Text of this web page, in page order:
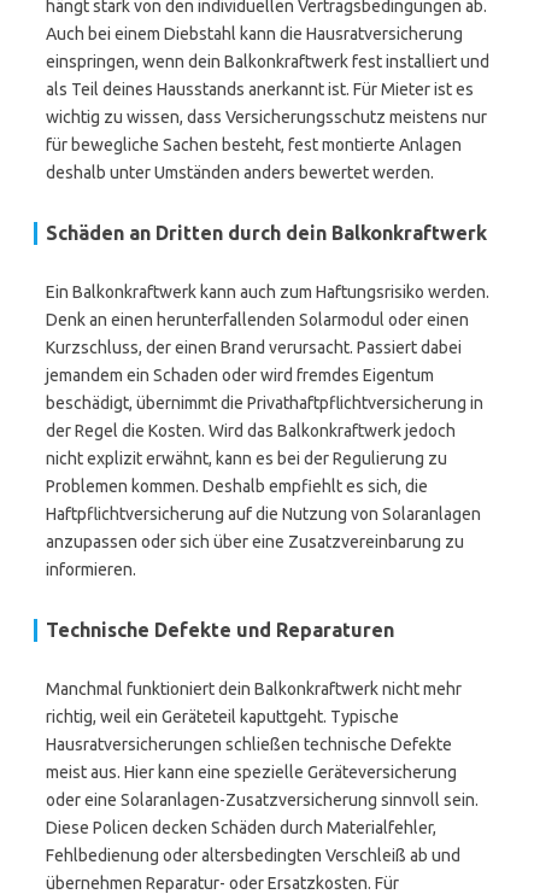
hängt stark von den individuellen Vertragsbedingungen ab.
Auch bei einem Diebstahl kann die Hausratversicherung
einspringen, wenn dein Balkonkraftwerk fest installiert und
als Teil deines Hausstands anerkannt ist. Für Mieter ist es
wichtig zu wissen, dass Versicherungsschutz meistens nur
für bewegliche Sachen besteht, fest montierte Anlagen
deshalb unter Umständen anders bewertet werden.
Schäden an Dritten durch dein Balkonkraftwerk
Ein Balkonkraftwerk kann auch zum Haftungsrisiko werden.
Denk an einen herunterfallenden Solarmodul oder einen
Kurzschluss, der einen Brand verursacht. Passiert dabei
jemandem ein Schaden oder wird fremdes Eigentum
beschädigt, übernimmt die Privathaftpflichtversicherung in
der Regel die Kosten. Wird das Balkonkraftwerk jedoch
nicht explizit erwähnt, kann es bei der Regulierung zu
Problemen kommen. Deshalb empfiehlt es sich, die
Haftpflichtversicherung auf die Nutzung von Solaranlagen
anzupassen oder sich über eine Zusatzvereinbarung zu
informieren.
Technische Defekte und Reparaturen
Manchmal funktioniert dein Balkonkraftwerk nicht mehr
richtig, weil ein Geräteteil kaputtgeht. Typische
Hausratversicherungen schließen technische Defekte
meist aus. Hier kann eine spezielle Geräteversicherung
oder eine Solaranlagen-Zusatzversicherung sinnvoll sein.
Diese Policen decken Schäden durch Materialfehler,
Fehlbedienung oder altersbedingten Verschleiß ab und
übernehmen Reparatur- oder Ersatzkosten. Für